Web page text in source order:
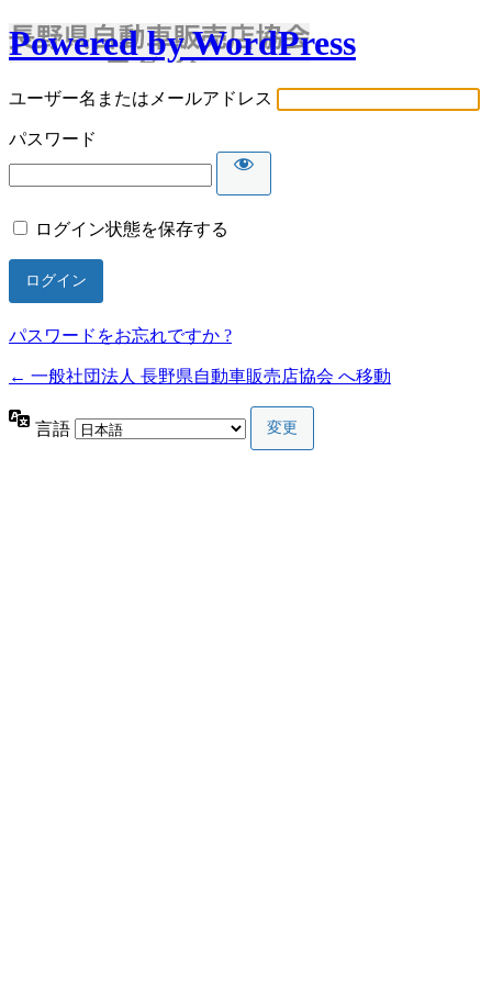
Powered by WordPress
ユーザー名またはメールアドレス
パスワード
ログイン状態を保存する
パスワードをお忘れですか ?
← 一般社団法人 長野県自動車販売店協会 へ移動
言語